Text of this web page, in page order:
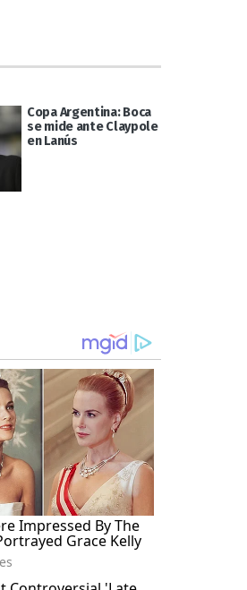
Copa Argentina: Boca
se mide ante Claypole
en Lanús